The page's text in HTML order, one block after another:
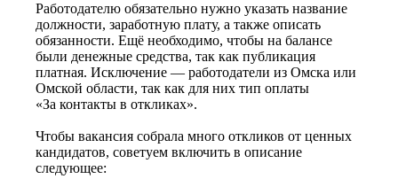
Работодателю обязательно нужно указать название
должности, заработную плату, а также описать
обязанности. Ещё необходимо, чтобы на балансе
были денежные средства, так как публикация
платная. Исключение — работодатели из Омска или
Омской области, так как для них тип оплаты
«За контакты в откликах».
Чтобы вакансия собрала много откликов от ценных
кандидатов, советуем включить в описание
следующее: